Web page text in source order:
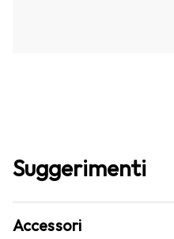
Suggerimenti
Accessori